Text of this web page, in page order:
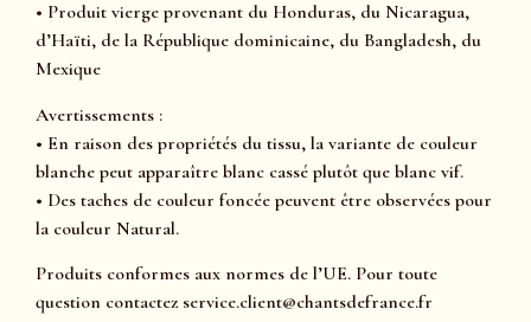
• Produit vierge provenant du Honduras, du Nicaragua,
d’Haïti, de la République dominicaine, du Bangladesh, du
Mexique
Avertissements :
• En raison des propriétés du tissu, la variante de couleur
blanche peut apparaître blanc cassé plutôt que blanc vif.
• Des taches de couleur foncée peuvent être observées pour
la couleur Natural.
Produits conformes aux normes de l’UE. Pour toute
question contactez service.client@chantsdefrance.fr